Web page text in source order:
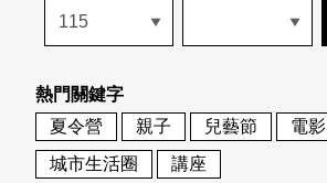
歷史專題
活動列表
地圖搜尋
關於我們
關於我們
刊物索取地點
會員基本資料
刊登活動
網站導覽
熱門關鍵字
夏令營
親子 兒藝節
電影
城市生活圈
講座